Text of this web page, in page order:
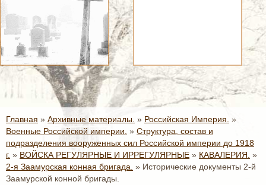
Главная » Архивные материалы. » Российская Империя. »
Военные Российской империи. » Структура, состав и
подразделения вооруженных сил Российской империи до 1918
г. » ВОЙСКА РЕГУЛЯРНЫЕ И ИРРЕГУЛЯРНЫЕ » КАВАЛЕРИЯ. »
2-я Заамурская конная бригада. » Исторические документы 2-й
Заамурской конной бригады.